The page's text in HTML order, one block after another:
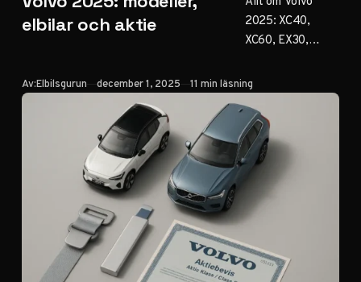
elbilar och aktie
2025: XC40,
XC60, EX30,
hybrider, LiDAR-
säkerhet och aktie
(VOLCAR B). Välj
rätt modell med
vår guide –
räckvidd, priser,
laddning och
köptips.
Av:Elbilsgurun Publicerad
december 1, 2025 11 min läsning